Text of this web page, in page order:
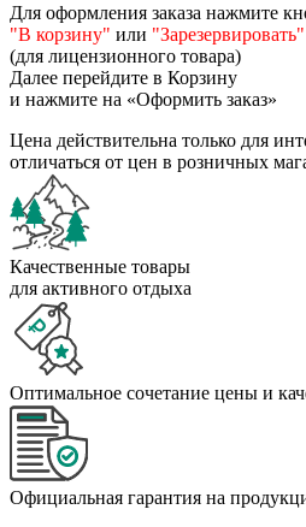
Для оформления заказа нажмите
"В корзину" или "Зарезервировать"
(для лицензионного товара)
Далее перейдите в Корзину
и нажмите на «Оформить заказ»
Цена действительна только для
отличаться от цен в розничных
Качественные товары
для активного отдыха
Оптимальное сочетание цены и
Официальная гарантия на